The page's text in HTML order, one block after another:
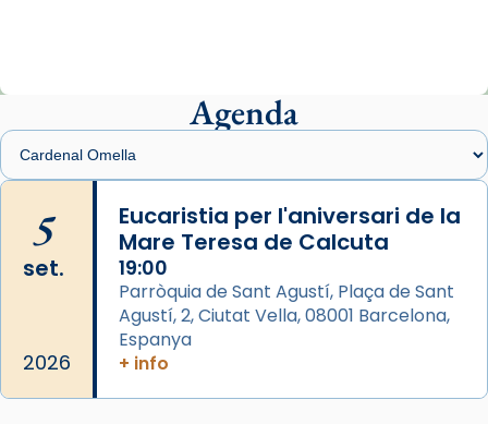
presidit aquest 27 de juliol la missa de Les
Santes de Mataró.
🔗
📸 J. Merino
Photo
View on Facebook ·
Arquebisbat de Barcelona
de Barcelona.
2 weeks ago
Agenda
5
set.
2026
Eucaristia per l'aniversari de la
Mare Teresa de Calcuta
19:00
Parròquia de Sant Agustí, Plaça de Sant
Agustí, 2, Ciutat Vella, 08001 Barcelona,
Espanya
+ info